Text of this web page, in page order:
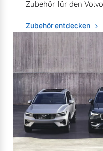
Zubehör für den
Zubehör entdecken